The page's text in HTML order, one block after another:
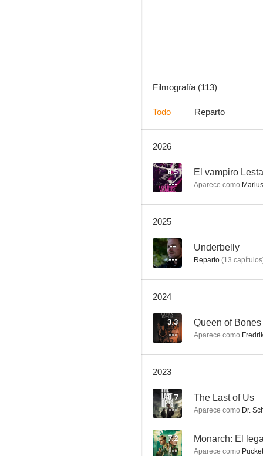
8.5
8.2
Filmografía (113)
Todo Reparto
2026
8.5 El vampiro
Aparece como
2025
-- Underbelly
Reparto (13 capítulos
2024
3.3 Queen of Bones
Aparece como
2023
8.7 The Last of Us
Aparece como Dr.
7.2 Monarch: El
Aparece como